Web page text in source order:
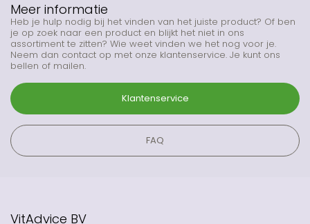
Meer informatie
Heb je hulp nodig bij het vinden van het juiste product? Of ben
je op zoek naar een product en blijkt het niet in ons
assortiment te zitten? Wie weet vinden we het nog voor je.
Neem dan contact op met onze klantenservice. Je kunt ons
bellen of mailen.
Klantenservice
FAQ
VitAdvice BV